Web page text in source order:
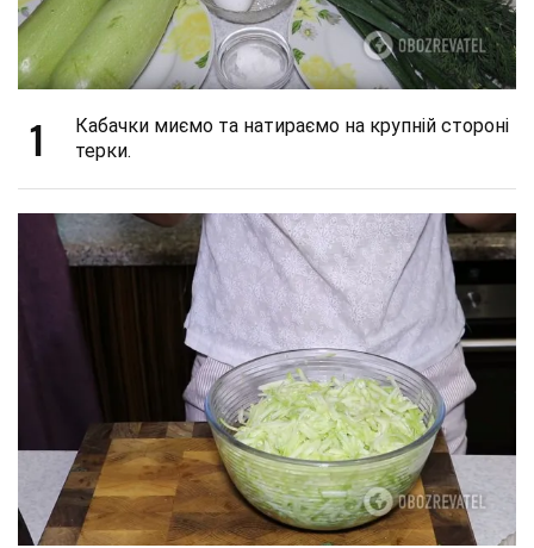
1
Кабачки миємо та натираємо на крупній стороні
терки.